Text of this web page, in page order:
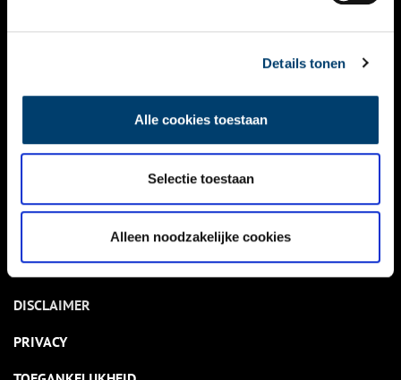
Details tonen
Alle cookies toestaan
Selectie toestaan
Alleen noodzakelijke cookies
KALENDER
ACTIVITEITEN
NIEUWSBRIEF
DISCLAIMER
PRIVACY